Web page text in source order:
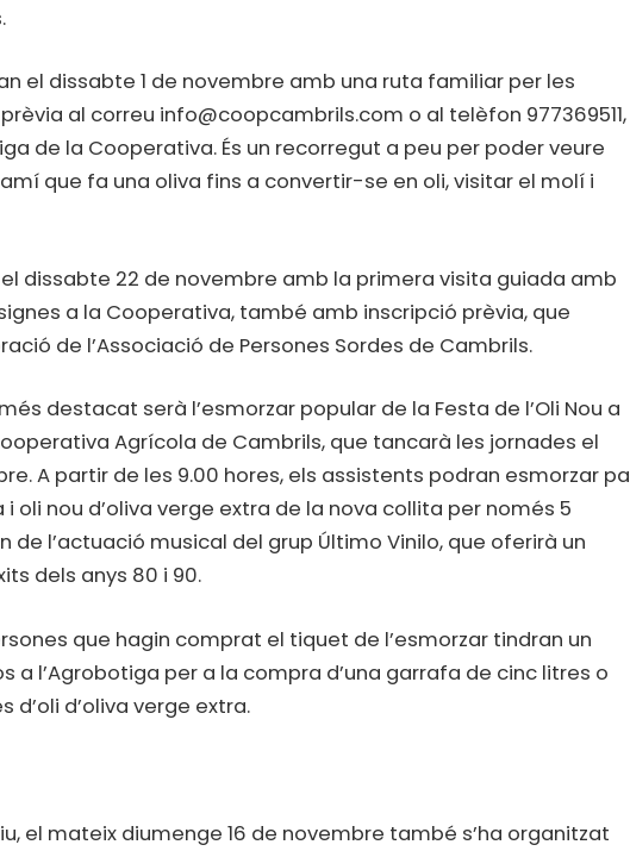
el dissabte 1 de novembre amb una ruta familiar per les
al correu info@coopcambrils.com o al telèfon 977369511,
de la Cooperativa. És un recorregut a peu per poder veure
que fa una oliva fins a convertir-se en oli, visitar el molí i
dissabte 22 de novembre amb la primera visita guiada amb
a la Cooperativa, també amb inscripció prèvia, que
de l’Associació de Persones Sordes de Cambrils.
destacat serà l’esmorzar popular de la Festa de l’Oli Nou a
Agrícola de Cambrils, que tancarà les jornades el
A partir de les 9.00 hores, els assistents podran esmorzar pa
oli nou d’oliva verge extra de la nova collita per només 5
de l’actuació musical del grup Último Vinilo, que oferirà un
dels anys 80 i 90.
que hagin comprat el tiquet de l’esmorzar tindran un
a l’Agrobotiga per a la compra d’una garrafa de cinc litres o
d’oli d’oliva verge extra.
el mateix diumenge 16 de novembre també s’ha organitzat